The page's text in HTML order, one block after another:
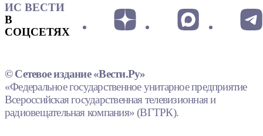
ИС ВЕСТИ
В
СОЦСЕТЯХ
© Сетевое издание «Вести.Ру»
«Федеральное государственное унитарное предприятие
Всероссийская государственная телевизионная и
радиовещательная компания» (ВГТРК).